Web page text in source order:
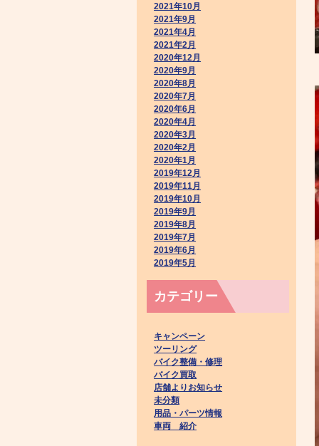
2021年10月
2021年9月
2021年4月
2021年2月
2020年12月
2020年9月
2020年8月
2020年7月
2020年6月
2020年4月
2020年3月
2020年2月
2020年1月
2019年12月
2019年11月
2019年10月
2019年9月
2019年8月
2019年7月
2019年6月
2019年5月
カテゴリー
キャンペーン
ツーリング
バイク整備・修理
バイク買取
店舗よりお知らせ
未分類
用品・パーツ情報
車両 紹介